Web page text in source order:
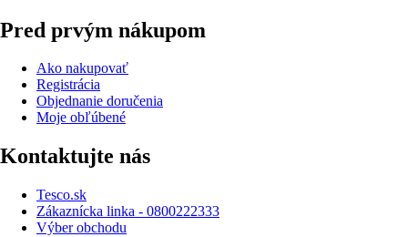
Pred prvým nákupom
Ako nakupovať
Registrácia
Objednanie doručenia
Moje obľúbené
Kontaktujte nás
Tesco.sk
Zákaznícka linka - 0800222333
Výber obchodu